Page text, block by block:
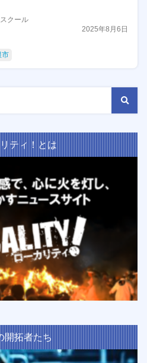
クール
2025年8月6日
市
ティ！とは
開拓者たち